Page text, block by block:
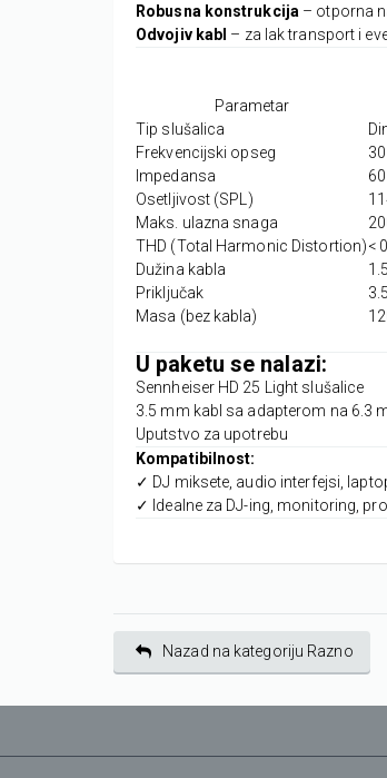
Robusna konstrukcija – otporna
Odvojiv kabl – za lak transport i
Parametar
Tip slušalica
Frekvencijski opseg
Impedansa
Osetljivost (SPL)
Maks. ulazna snaga
THD (Total Harmonic Distortion)<
Dužina kabla
Priključak
Masa (bez kabla)
U paketu se nalazi:
Sennheiser HD 25 Light slušalice
3.5 mm kabl sa adapterom na 6.3
Uputstvo za upotrebu
Kompatibilnost:
✓ DJ miksete, audio interfejsi,
✓ Idealne za DJ-ing, monitoring,
Nazad na kategoriju Razno